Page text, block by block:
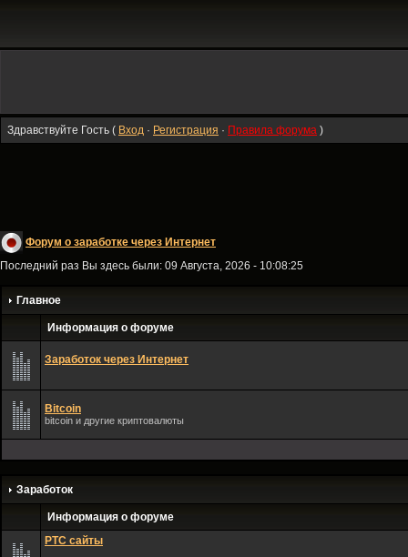
Здравствуйте Гость ( Вход · Регистрация · Правила форума )
Форум о заработке через Интернет
Последний раз Вы здесь были: 09 Августа, 2026 - 10:08:25
Главное
Информация о форуме
Заработок через Интернет
Bitсoin
bitсoin и другие криптовалюты
Заработок
Информация о форуме
PTC сайты